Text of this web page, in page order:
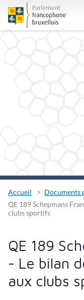
Accueil
Documents
QE 189 Schepmans
clubs sportifs
QE 189
- Le bilan
aux clubs